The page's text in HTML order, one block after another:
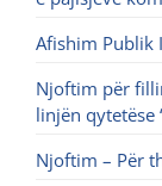
Afishim Publik
Njoftim për
linjën qytetëse
Njoftim – Për